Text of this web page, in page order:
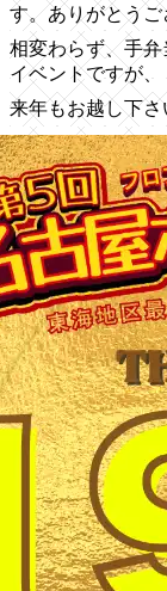
す。ありがとう
相変わらず、手
イベントですが、
来年もお越し下さ